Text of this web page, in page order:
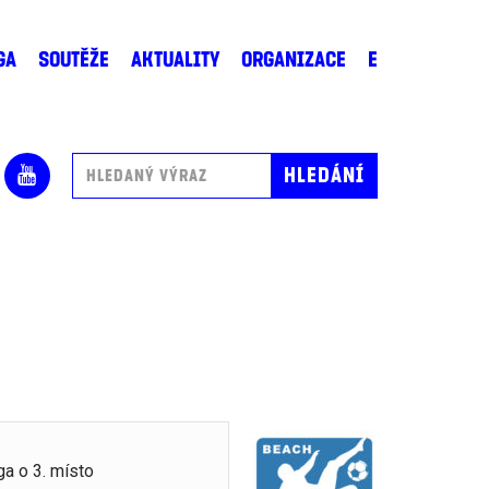
SOUTĚŽE AKTUALITY ORGANIZACE E
o 3. místo